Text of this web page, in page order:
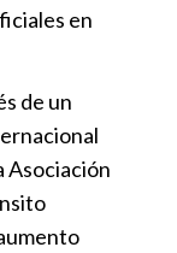
en
de un
Asociación